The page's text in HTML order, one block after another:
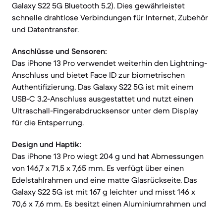
Galaxy S22 5G Bluetooth 5.2). Dies gewährleistet
schnelle drahtlose Verbindungen für Internet, Zubehör
und Datentransfer.
Anschlüsse und Sensoren:
Das iPhone 13 Pro verwendet weiterhin den Lightning-
Anschluss und bietet Face ID zur biometrischen
Authentifizierung. Das Galaxy S22 5G ist mit einem
USB-C 3.2-Anschluss ausgestattet und nutzt einen
Ultraschall-Fingerabdrucksensor unter dem Display
für die Entsperrung.
Design und Haptik:
Das iPhone 13 Pro wiegt 204 g und hat Abmessungen
von 146,7 x 71,5 x 7,65 mm. Es verfügt über einen
Edelstahlrahmen und eine matte Glasrückseite. Das
Galaxy S22 5G ist mit 167 g leichter und misst 146 x
70,6 x 7,6 mm. Es besitzt einen Aluminiumrahmen und